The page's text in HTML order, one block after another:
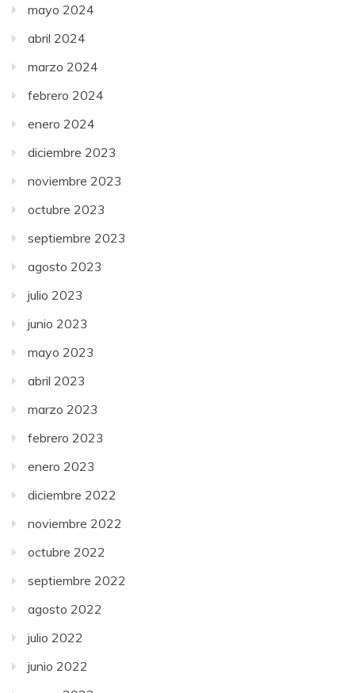
mayo 2024
abril 2024
marzo 2024
febrero 2024
enero 2024
diciembre 2023
noviembre 2023
octubre 2023
septiembre 2023
agosto 2023
julio 2023
junio 2023
mayo 2023
abril 2023
marzo 2023
febrero 2023
enero 2023
diciembre 2022
noviembre 2022
octubre 2022
septiembre 2022
agosto 2022
julio 2022
junio 2022